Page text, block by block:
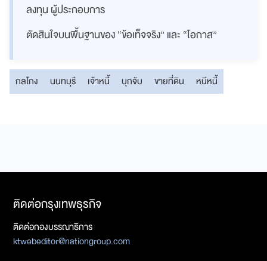
ลงทุน ผู้ประกอบการ
ตัดสินใจบนพื้นฐานของ “ข้อเท็จจริง” และ “โอกาส”
กลโกง นนทบุรี เจ้าหนี้ บุกจับ ขายที่ดิน หนีหนี้
ติดต่อกรุงเทพธุรกิจ
ติดต่อกองบรรณาธิการ
ktwebeditor@nationgroup.com